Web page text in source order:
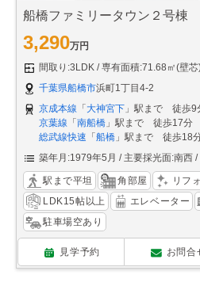
船橋ファミリータウン２号棟
3,290万円
間取り:3LDK
専有面積:71.68㎡(壁芯
千葉県船橋市浜町1丁目4-2
京成本線 「大神宮下 」駅まで 徒歩9
京葉線 「南船橋 」駅まで 徒歩17分
総武線快速 「船橋 」駅まで 徒歩18
築年月:1979年5月
主要採光面:南西
駅まで平坦 角部屋
リフ
LDK15帖以上
エレベーター
駐車場空あり
見学予約 お問合